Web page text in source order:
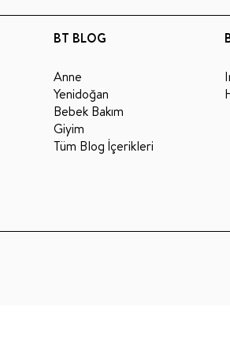
BT BLOG
Anne
Yenidoğan
Bebek Bakım
Giyim
Tüm Blog İçerikleri